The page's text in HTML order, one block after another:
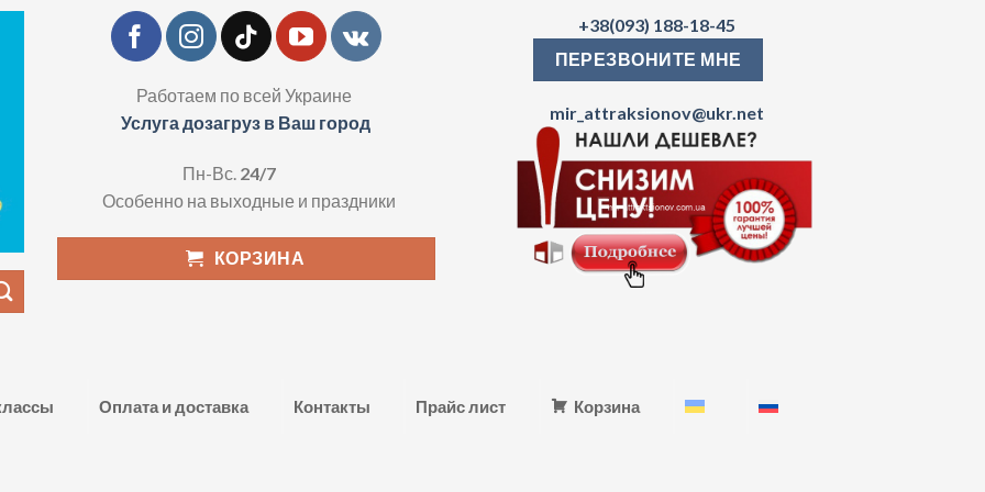
Работаем по всей Украине
Услуга дозагруз в Ваш город
Пн-Вс. 24/7
Особенно на выходные и праздники
КОРЗИНА
+38(093) 188-18-45
ПЕРЕЗВОНИТЕ МНЕ
mir_attraksionov@ukr.net
Оплата и доставка Контакты Прайс лист Корзина